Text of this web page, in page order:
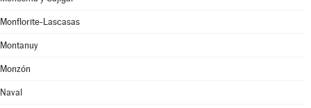
Monflorite-Lascasas
Montanuy
Monzón
Naval